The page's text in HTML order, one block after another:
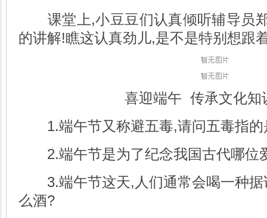
课堂上,小豆豆们认真倾听辅导员郑
的讲解!瞧这认真劲儿,是不是特别想跟
喜迎端午 传承文化知
1.端午节又称避五毒,请问五毒指的
2.端午节是为了纪念我国古代哪位
3.端午节这天,人们通常会喝一种据
么酒?